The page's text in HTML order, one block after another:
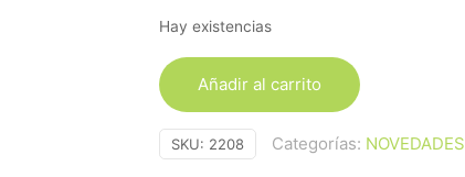
Hay existencias
Añadir al carrito
SKU: 2208 Categorías: NOVEDADES